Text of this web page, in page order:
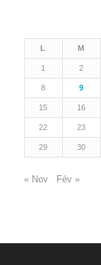
L M
1 2
8 9
15 16
22 23
29 30
« Nov Fév »